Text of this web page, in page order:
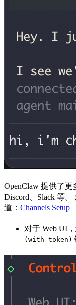
OpenClaw 提供了更
Discord、Slack 等
道： Channels Setup
对于 Web UI
(with token)